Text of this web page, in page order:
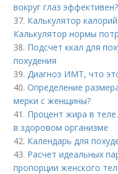
вокруг глаз эффективен?
37. Калькулятор
Калькулятор нормы
38. Подсчет ккал для
похудения
39. Диагноз ИМТ, что
40.Определение
мерки с женщины?
41. Процент жира в
в здоровом организме
42. Календарь для
43. Расчет идеальных
пропорции женского